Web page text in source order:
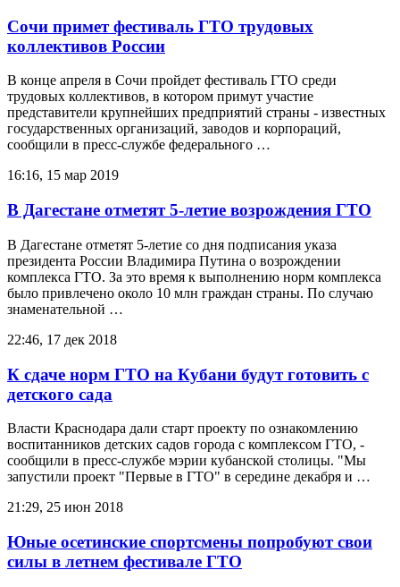
Сочи примет фестиваль ГТО трудовых
коллективов России
В конце апреля в Сочи пройдет фестиваль ГТО среди
трудовых коллективов, в котором примут участие
представители крупнейших предприятий страны - известных
государственных организаций, заводов и корпораций,
сообщили в пресс-службе федерального …
16:16, 15 мар 2019
В Дагестане отметят 5-летие возрождения ГТО
В Дагестане отметят 5-летие со дня подписания указа
президента России Владимира Путина о возрождении
комплекса ГТО. За это время к выполнению норм комплекса
было привлечено около 10 млн граждан страны. По случаю
знаменательной …
22:46, 17 дек 2018
К сдаче норм ГТО на Кубани будут готовить с
детского сада
Власти Краснодара дали старт проекту по ознакомлению
воспитанников детских садов города с комплексом ГТО, -
сообщили в пресс-службе мэрии кубанской столицы. "Мы
запустили проект "Первые в ГТО" в середине декабря и …
21:29, 25 июн 2018
Юные осетинские спортсмены попробуют свои
силы в летнем фестивале ГТО